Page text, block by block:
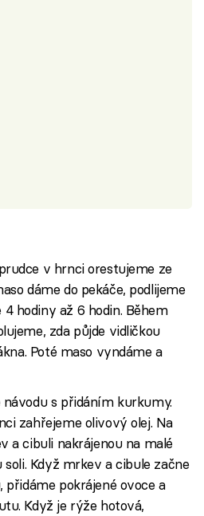
v hrnci orestujeme ze
dáme do pekáče, podlijeme
hodiny až 6 hodin. Během
zda půjde vidličkou
Poté maso vyndáme a
s přidáním kurkumy.
zahřejeme olivový olej. Na
a cibuli nakrájenou na malé
Když mrkev a cibule začne
pokrájené ovoce a
Když je rýže hotová,